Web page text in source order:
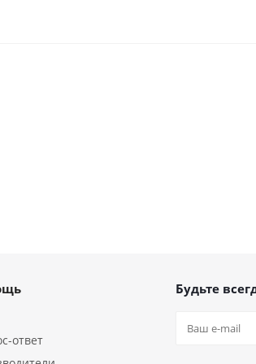
ответ
Будьте